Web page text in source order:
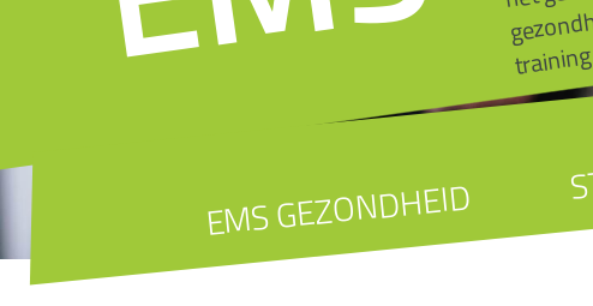
training
EMS GEZONDHEID